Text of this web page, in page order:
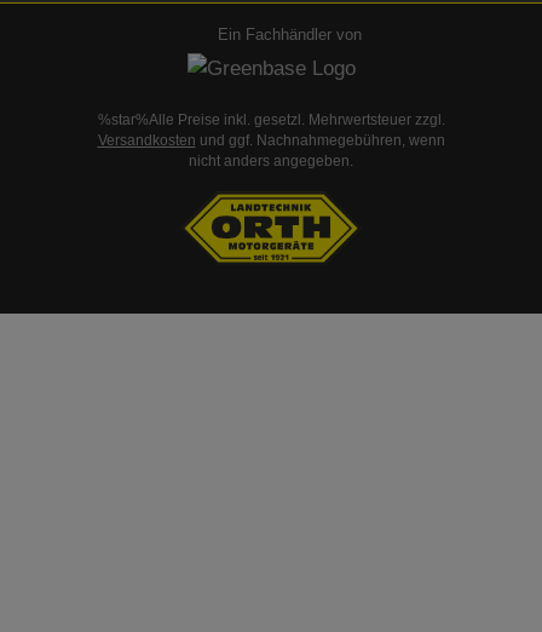
Ein Fachhändler von
%star%Alle Preise inkl. gesetzl. Mehrwertsteuer zzgl.
Versandkosten und ggf. Nachnahmegebühren, wenn
nicht anders angegeben.